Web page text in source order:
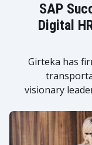
SAP
Digital
Girteka has
visionary